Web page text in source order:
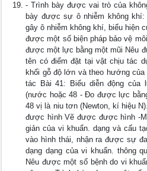
- Trình bày được vai trò của
bày được sự ô nhiễm không
gây ô nhiễm không khí, biểu hiện
được một số biện pháp bảo vệ
được một lực bằng một mũi Nêu
tên có điểm đặt tại vật chịu tác
khối gỗ độ lớn và theo hướng
tác Bài 41: Biểu diễn động
(nước hoặc 48 - Đo được lực
48 vị là niu tơn (Newton, kí hiệu
được hình Vẽ được được hình -
giản của vi khuẩn. dạng và cấu
vào hình thái, nhận ra được sự
dạng dạng của vi khuẩn. thông
Nêu được một số bệnh do vi